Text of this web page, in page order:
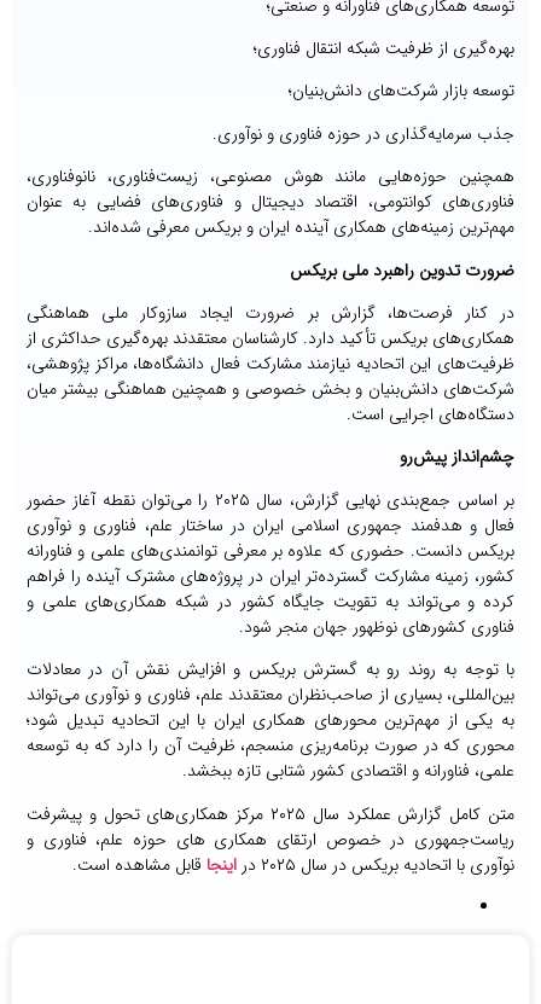
توسعه همکاری‌های فناورانه و صنعتی؛
بهره‌گیری از ظرفیت شبکه انتقال فناوری؛
توسعه بازار شرکت‌های دانش‌بنیان؛
جذب سرمایه‌گذاری در حوزه فناوری و نوآوری.
همچنین حوزه‌هایی مانند هوش مصنوعی، زیست‌فناوری، نانوفناوری،
فناوری‌های کوانتومی، اقتصاد دیجیتال و فناوری‌های فضایی به عنوان
مهم‌ترین زمینه‌های همکاری آینده ایران و بریکس معرفی شده‌اند.
ضرورت تدوین راهبرد ملی بریکس
در کنار فرصت‌ها، گزارش بر ضرورت ایجاد سازوکار ملی هماهنگی
همکاری‌های بریکس تأکید دارد. کارشناسان معتقدند بهره‌گیری حداکثری از
ظرفیت‌های این اتحادیه نیازمند مشارکت فعال دانشگاه‌ها، مراکز پژوهشی،
شرکت‌های دانش‌بنیان و بخش خصوصی و همچنین هماهنگی بیشتر میان
دستگاه‌های اجرایی است.
چشم‌انداز پیش‌رو
بر اساس جمع‌بندی نهایی گزارش، سال ۲۰۲۵ را می‌توان نقطه آغاز حضور
فعال و هدفمند جمهوری اسلامی ایران در ساختار علم، فناوری و نوآوری
بریکس دانست. حضوری که علاوه بر معرفی توانمندی‌های علمی و فناورانه
کشور، زمینه مشارکت گسترده‌تر ایران در پروژه‌های مشترک آینده را فراهم
کرده و می‌تواند به تقویت جایگاه کشور در شبکه همکاری‌های علمی و
فناوری کشورهای نوظهور جهان منجر شود.
با توجه به روند رو به گسترش بریکس و افزایش نقش آن در معادلات
بین‌المللی، بسیاری از صاحب‌نظران معتقدند علم، فناوری و نوآوری می‌تواند
به یکی از مهم‌ترین محورهای همکاری ایران با این اتحادیه تبدیل شود؛
محوری که در صورت برنامه‌ریزی منسجم، ظرفیت آن را دارد که به توسعه
علمی، فناورانه و اقتصادی کشور شتابی تازه ببخشد.
متن کامل گزارش عملکرد سال ۲۰۲۵ مرکز همکاری‌های تحول و پیشرفت
ریاست‌جمهوری در خصوص ارتقای همکاری های حوزه علم، فناوری و
نوآوری با اتحادیه بریکس در سال ۲۰۲۵ در
اینجا قابل مشاهده است.